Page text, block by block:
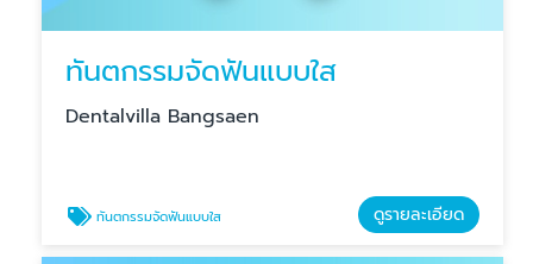
ทันตกรรมจัดฟันแบบใส
Dentalvilla Bangsaen
ทันตกรรมจัดฟันแบบใส ดูรายละเอียด